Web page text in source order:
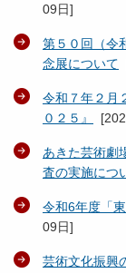
09日]
第５０回（令
念展について
令和７年２月
０２５』
[
あきた芸術劇
査の実施につ
令和6年度「
09日]
芸術文化振興